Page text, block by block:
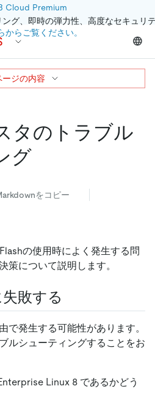
Cloud Premium
、即時の弾力性、高度なセキュリ
からご覧ください。
タのトラブル
グ
をコピー
の使用時によく発生する問
策について説明します。
敗する
で発生する可能性があります。
ルシューティングすることをお
Linux 8 であるかどう
ージの内容